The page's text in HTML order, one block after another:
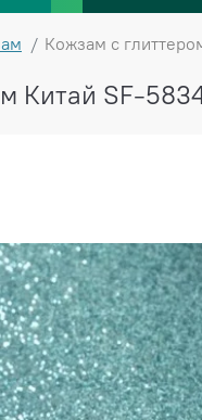
Кожзам с
Китай SF-